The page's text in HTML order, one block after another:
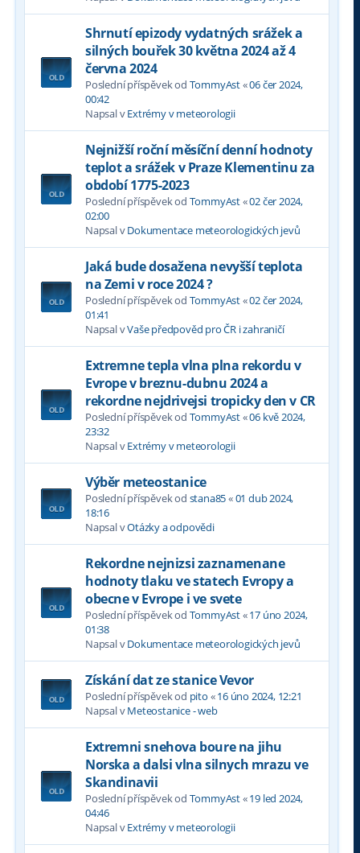
Shrnutí epizody vydatných srážek a
silných bouřek 30 května 2024 až 4
června 2024
Poslední příspěvek od TommyAst«06 čer 2024,
00:42
Napsal vExtrémy v meteorologii
Nejnižší roční měsíční denní hodnoty
teplot a srážek v Praze Klementinu za
období 1775-2023
Poslední příspěvek od TommyAst«02 čer 2024,
02:00
Napsal vDokumentace meteorologických jevů
Jaká bude dosažena nevyšší teplota
na Zemi v roce 2024 ?
Poslední příspěvek od TommyAst«02 čer 2024,
01:41
Napsal vVaše předpověd pro ČR i zahraničí
Extremne tepla vlna plna rekordu v
Evrope v breznu-dubnu 2024 a
rekordne nejdrivejsi tropicky den v CR
Poslední příspěvek od TommyAst«06 kvě 2024,
23:32
Napsal vExtrémy v meteorologii
Výběr meteostanice
Poslední příspěvek od stana85«01 dub 2024,
18:16
Napsal vOtázky a odpovědi
Rekordne nejnizsi zaznamenane
hodnoty tlaku ve statech Evropy a
obecne v Evrope i ve svete
Poslední příspěvek od TommyAst«17 úno 2024,
01:38
Napsal vDokumentace meteorologických jevů
Získání dat ze stanice Vevor
Poslední příspěvek od pito «16 úno 2024, 12:21
Napsal vMeteostanice - web
Extremni snehova boure na jihu
Norska a dalsi vlna silnych mrazu ve
Skandinavii
Poslední příspěvek od TommyAst«19 led 2024,
04:46
Napsal vExtrémy v meteorologii